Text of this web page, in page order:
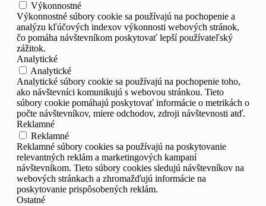
Výkonnostné
Výkonnostné súbory cookie sa používajú na pochopenie a
analýzu kľúčových indexov výkonnosti webových stránok,
čo pomáha návštevníkom poskytovať lepší používateľský
zážitok.
Analytické
Analytické
Analytické súbory cookie sa používajú na pochopenie toho,
ako návštevníci komunikujú s webovou stránkou. Tieto
súbory cookie pomáhajú poskytovať informácie o metrikách o
počte návštevníkov, miere odchodov, zdroji návštevnosti atď.
Reklamné
Reklamné
Reklamné súbory cookies sa používajú na poskytovanie
relevantných reklám a marketingových kampaní
návštevníkom. Tieto súbory cookies sledujú návštevníkov na
webových stránkach a zhromažďujú informácie na
poskytovanie prispôsobených reklám.
Ostatné